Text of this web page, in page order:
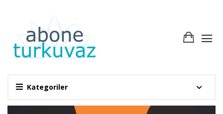
Kategoriler